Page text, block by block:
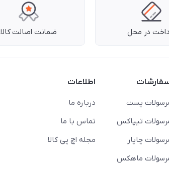
در محل ضمانت اصالت کالا
پست
تیپاکس
چاپار
ماهکس
اطلاعات
درباره ما
تماس با ما
مجله اچ پی کالا